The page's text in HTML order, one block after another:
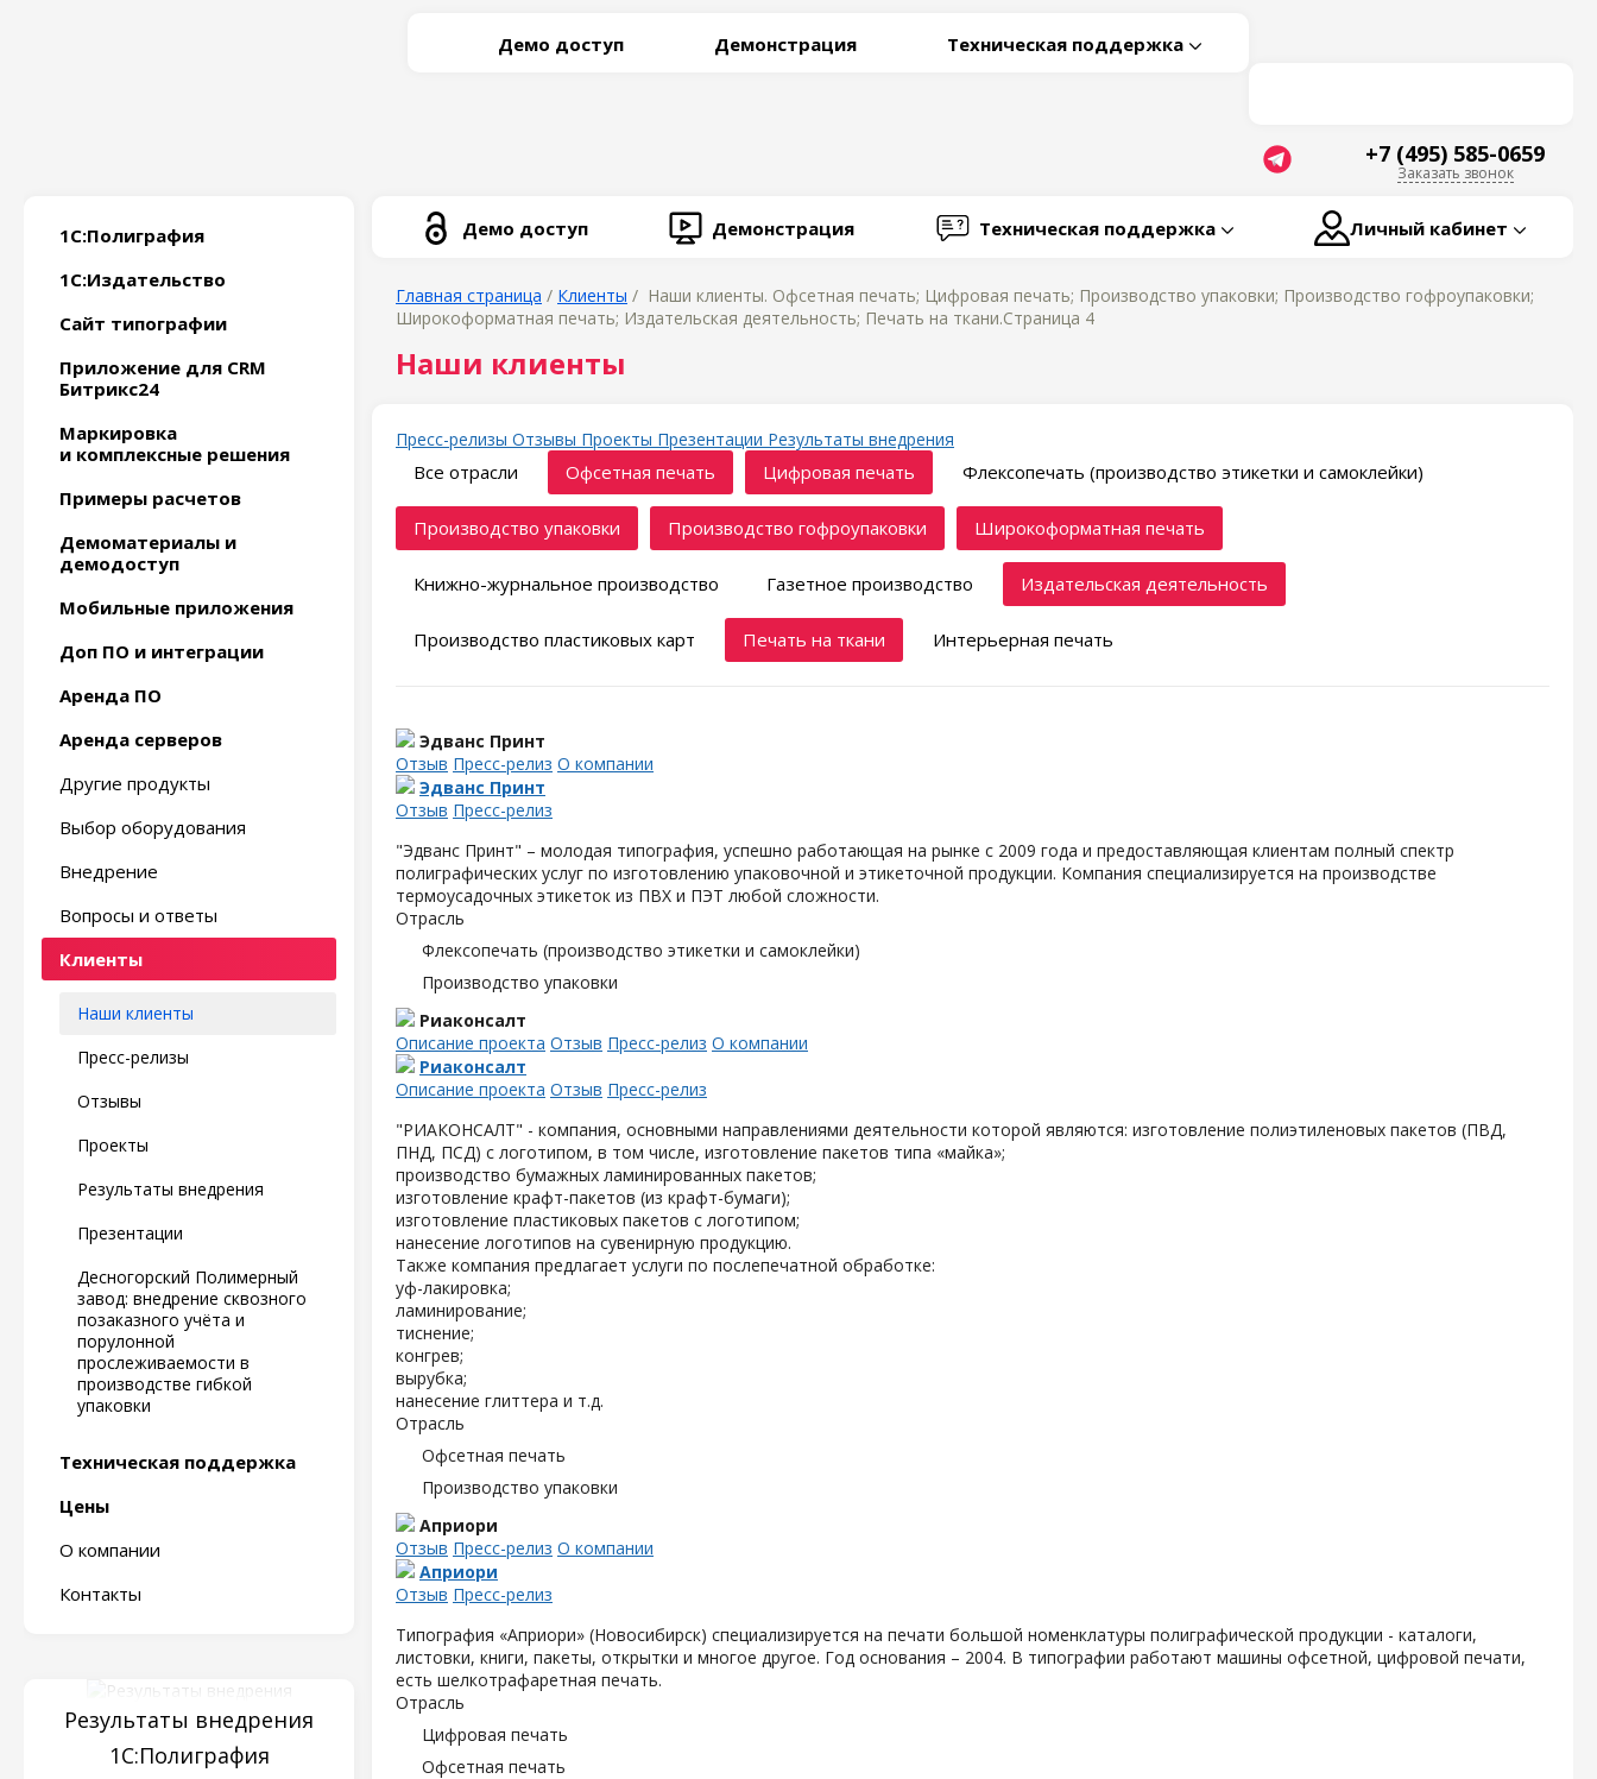
Демо доступ Демонстрация Техническая поддержка
+7 (495) 585-0659
Заказать звонок
1С:Полиграфия
1С:Издательство
Сайт типографии
Приложение для CRM
Битрикс24
Маркировка
и комплексные решения
Примеры расчетов
Демоматериалы и
демодоступ
Мобильные приложения
Доп ПО и интеграции
Аренда ПО
Аренда серверов
Другие продукты
Выбор оборудования
Внедрение
Вопросы и ответы
Клиенты
Наши клиенты
Пресс-релизы
Отзывы
Проекты
Результаты внедрения
Презентации
Десногорский Полимерный
завод: внедрение сквозного
позаказного учёта и
порулонной
прослеживаемости в
производстве гибкой
упаковки
Техническая поддержка
Цены
О компании
Контакты
Результаты внедрения
1С:Полиграфия
Демо доступ Демонстрация Техническая поддержка Личный кабинет
Главная страница / Клиенты / Наши клиенты. Офсетная печать; Цифровая печать; Производство упаковки; Производство гофроупаковки;
Широкоформатная печать; Издательская деятельность; Печать на ткани.Страница 4
Наши клиенты
Пресс-релизы Отзывы Проекты Презентации Результаты внедрения
Все отрасли Офсетная печать Цифровая печать Флексопечать (производство этикетки и самоклейки)
Производство упаковки Производство гофроупаковки Широкоформатная печать
Книжно-журнальное производство Газетное производство Издательская деятельность
Производство пластиковых карт Печать на ткани Интерьерная печать
Эдванс Принт
Отзыв Пресс-релиз О компании
Эдванс Принт
Отзыв Пресс-релиз
"Эдванс Принт" – молодая типография, успешно работающая на рынке с 2009 года и предоставляющая клиентам полный спектр
полиграфических услуг по изготовлению упаковочной и этикеточной продукции. Компания специализируется на производстве
термоусадочных этикеток из ПВХ и ПЭТ любой сложности.
Отрасль
Флексопечать (производство этикетки и самоклейки)
Производство упаковки
Риаконсалт
Описание проекта Отзыв Пресс-релиз О компании
Риаконсалт
Описание проекта Отзыв Пресс-релиз
"РИАКОНСАЛТ" - компания, основными направлениями деятельности которой являются: изготовление полиэтиленовых пакетов (ПВД,
ПНД, ПСД) с логотипом, в том числе, изготовление пакетов типа «майка»;
производство бумажных ламинированных пакетов;
изготовление крафт-пакетов (из крафт-бумаги);
изготовление пластиковых пакетов с логотипом;
нанесение логотипов на сувенирную продукцию.
Также компания предлагает услуги по послепечатной обработке:
уф-лакировка;
ламинирование;
тиснение;
конгрев;
вырубка;
нанесение глиттера и т.д.
Отрасль
Офсетная печать
Производство упаковки
Априори
Отзыв Пресс-релиз О компании
Априори
Отзыв Пресс-релиз
Типография «Априори» (Новосибирск) специализируется на печати большой номенклатуры полиграфической продукции - каталоги,
листовки, книги, пакеты, открытки и многое другое. Год основания – 2004. В типографии работают машины офсетной, цифровой печати,
есть шелкотрафаретная печать.
Отрасль
Цифровая печать
Офсетная печать